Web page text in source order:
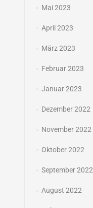
Mai 2023
April 2023
März 2023
Februar 2023
Januar 2023
Dezember 2022
November 2022
Oktober 2022
September 2022
August 2022